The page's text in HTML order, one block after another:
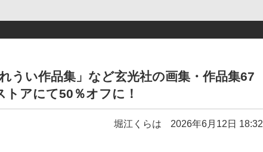
うい作品集」など玄光社の画集・作品集67
トアにて50％オフに！
堀江くらは 2026年6月12日 18:32